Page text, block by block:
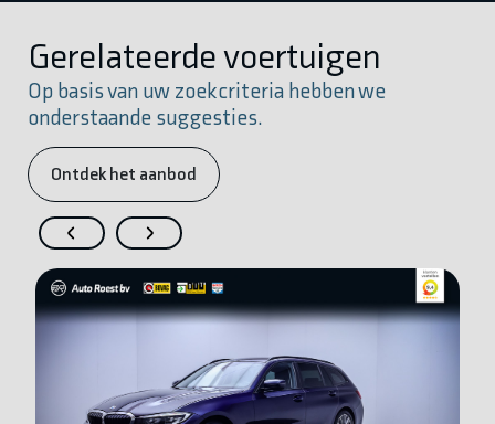
Gerelateerde voertuigen
Op basis van uw zoekcriteria hebben we
onderstaande suggesties.
Ontdek het aanbod